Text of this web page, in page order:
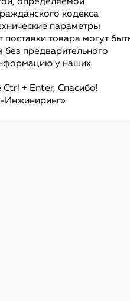
кодекса
параметры
товара могут
предварительного
у наших
+ Enter, Спасибо!